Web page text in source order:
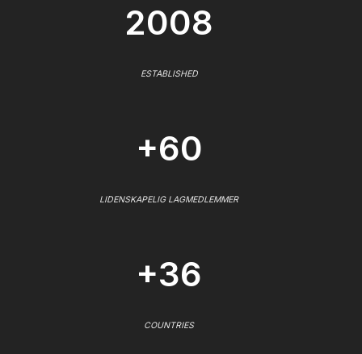
2008
ESTABLISHED
+60
LIDENSKAPELIG LAGMEDLEMMER
+36
COUNTRIES